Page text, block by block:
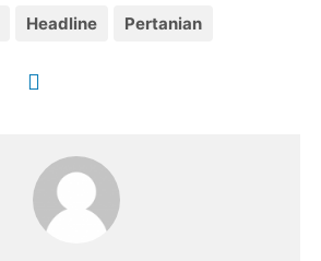
Headline Pertanian